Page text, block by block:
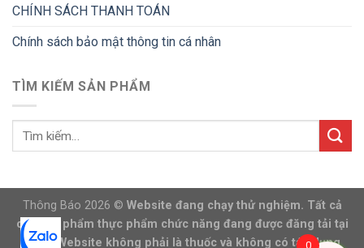
CHÍNH SÁCH THANH TOÁN
Chính sách bảo mật thông tin cá nhân
TÌM KIẾM SẢN PHẨM
Thông Báo 2026 © Website đang chạy thử nghiệm. Tất cả
các sản phẩm thực phẩm chức năng đang được đăng tải tại
trang Website không phải là thuốc và không có tác dụng
0